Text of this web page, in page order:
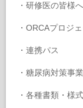
・ 研修医の皆様へ
・ ORCAプロジェ
・ 連携パス
・ 糖尿病対策事業
・ 各種書類・様